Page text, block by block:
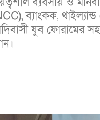
ব্যাংকক,
যুব ফোরামের